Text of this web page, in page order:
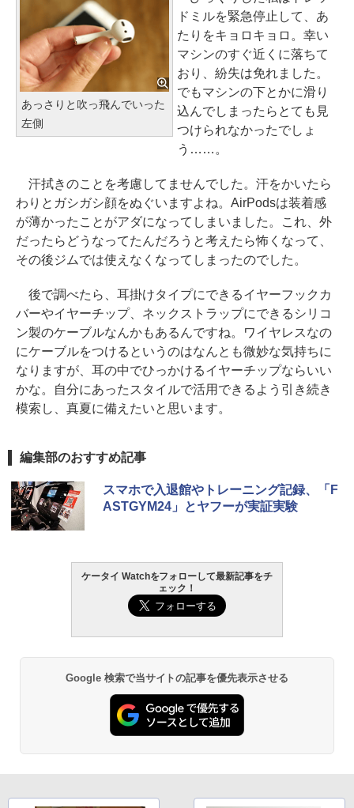
あっさりと吹っ飛んでいった
左側
ドミルを緊急停止して、あ
たりをキョロキョロ。幸い
マシンのすぐ近くに落ちて
おり、紛失は免れました。
でもマシンの下とかに滑り
込んでしまったらとても見
つけられなかったでしょ
う……。
汗拭きのことを考慮してませんでした。汗をかいたら
わりとガシガシ顔をぬぐいますよね。AirPodsは装着感
が薄かったことがアダになってしまいました。これ、外
だったらどうなってたんだろうと考えたら怖くなって、
その後ジムでは使えなくなってしまったのでした。
後で調べたら、耳掛けタイプにできるイヤーフックカ
バーやイヤーチップ、ネックストラップにできるシリコ
ン製のケーブルなんかもあるんですね。ワイヤレスなの
にケーブルをつけるというのはなんとも微妙な気持ちに
なりますが、耳の中でひっかけるイヤーチップならいい
かな。自分にあったスタイルで活用できるよう引き続き
模索し、真夏に備えたいと思います。
編集部のおすすめ記事
スマホで入退館やトレーニング記録、「F
ASTGYM24」とヤフーが実証実験
ケータイ Watchをフォローして最新記事をチ
ェック！
Google 検索で当サイトの記事を優先表示させる